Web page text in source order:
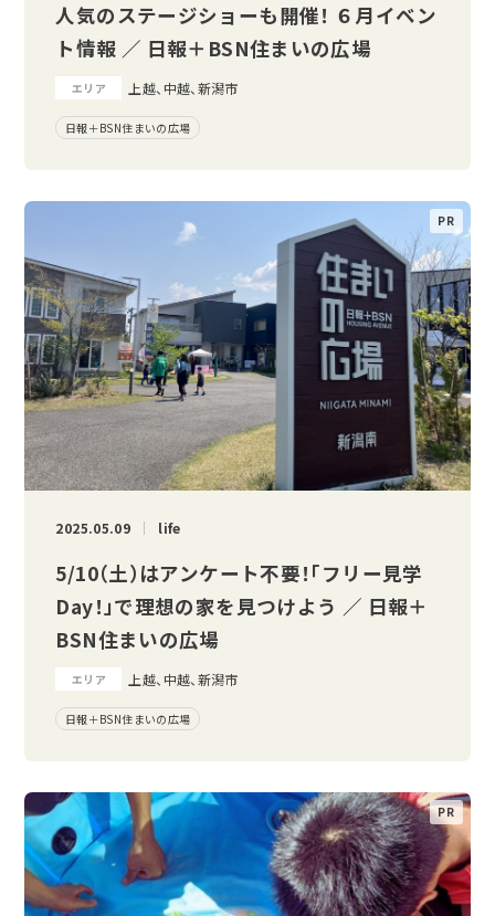
人気のステージショーも開催！ ６月イベン
ト情報 ／ 日報＋BSN住まいの広場
エリア 上越、中越、新潟市
日報＋BSN住まいの広場
2025.05.09 life
5/10（土）はアンケート不要！「フリー見学
Day！」で理想の家を見つけよう ／ 日報＋
BSN住まいの広場
エリア 上越、中越、新潟市
日報＋BSN住まいの広場